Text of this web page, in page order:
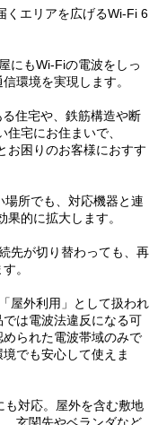
くエリアを広げるWi-Fi 6
にもWi-Fiの電波をしっ
環境を実現します。
住宅や、鉄筋構造や断
宅にお住まいで、
お困りのお客様におすす
所でも、対応機器と連
的に拡大します。
先が切り替わっても、再
。
屋外利用」として扱われ
は電波法違反になる可
られた電波帯域のみで
でも安心して使えま
対応。屋外を含む敷地